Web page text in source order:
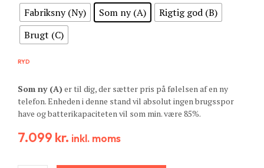
Fabriksny (Ny)
Som ny (A)
Rigtig god (B)
Brugt (C)
RYD
Som ny (A)er til dig, der sætter pris på følelsen af en ny
telefon. Enheden i denne stand vil absolut ingen brugsspor
have og batterikapaciteten vil som min. være 85%.
7.099 kr. inkl. moms